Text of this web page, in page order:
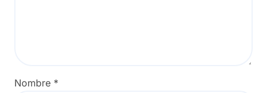
Nombre *